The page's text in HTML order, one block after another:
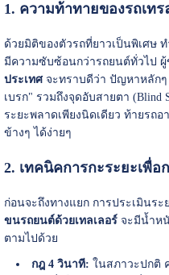
1. ความท้าทายของรถเท
ด้วยมิติของตัวรถที่ยาวเป็นพิเศษ
มีความซับซ้อนกว่ารถยนต์ทั่วไป
ประเทศจะทราบดีว่า ปัญหาหลักๆ
เบรก" รวมถึงจุดอับสายตา (Blind
ระยะพลาดเพียงนิดเดียว ท้ายรถ
ข้างๆ ได้ง่ายๆ
2. เทคนิคการกะระยะเพื่
ก่อนจะถึงทางแยก การประเมินร
ขนรถยนต์ด้วยเทลเลอร์จะมีน้ำหนั
ตามไปด้วย
กฎ 4 วินาที: ในสภาวะปกติ